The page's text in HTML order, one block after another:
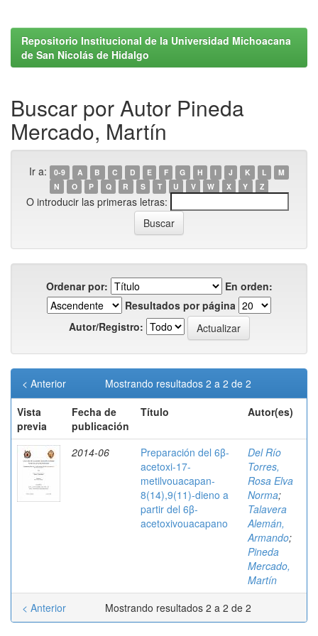
Repositorio Institucional de la Universidad Michoacana
de San Nicolás de Hidalgo
Buscar por Autor Pineda
Mercado, Martín
Ir a: 0-9 A B C D E F G H I J K L
M
N
O P Q R S T U V W X Y Z
O introducir las primeras letras:
Ordenar por:
En orden:
Resultados por página
Autor/Registro:
Mostrando resultados 2 a 2 de 2
< Anterior
Vista
previa
Fecha de
publicación
Título Autor(es)
2014-06
Preparación del 6β-
acetoxi-17-
metilvouacapan-
8(14),9(11)-dieno a
partir del 6β-
acetoxivouacapano
Del Río
Torres,
Rosa Elva
Norma;
Talavera
Alemán,
Armando;
Pineda
Mercado,
Martín
Mostrando resultados 2 a 2 de 2
< Anterior